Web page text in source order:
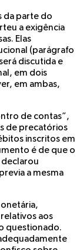
da parte do
a exigência
Elas
(parágrafo
discutida e
em dois
em ambas,
de contas”,
de precatórios
inscritos em
é de que o
declarou
a mesma
aos
questionado.